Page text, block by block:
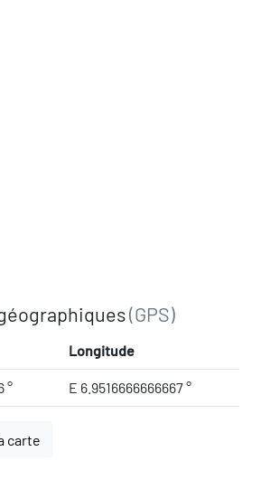
(GPS)
Longitude
° E 6.9516666666667 °
carte